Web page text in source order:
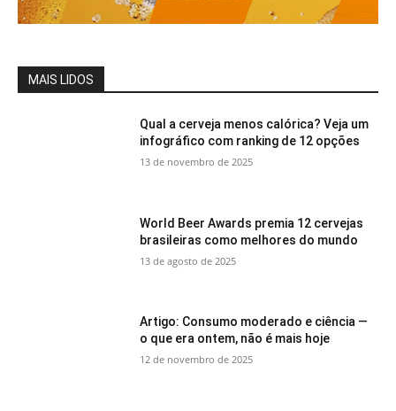
MAIS LIDOS
Qual a cerveja menos calórica? Veja um
infográfico com ranking de 12 opções
13 de novembro de 2025
World Beer Awards premia 12 cervejas
brasileiras como melhores do mundo
13 de agosto de 2025
Artigo: Consumo moderado e ciência —
o que era ontem, não é mais hoje
12 de novembro de 2025